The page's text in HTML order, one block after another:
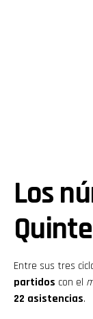
Los
Entre sus tres
partidos con el
22 asistencias.